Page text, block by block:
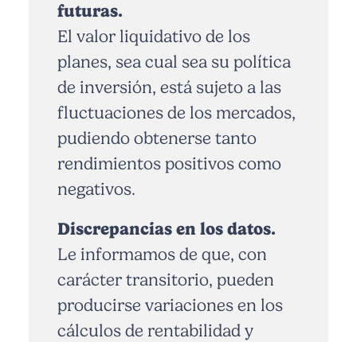
futuras.
El valor liquidativo de los
planes, sea cual sea su política
de inversión, está sujeto a las
fluctuaciones de los mercados,
pudiendo obtenerse tanto
rendimientos positivos como
negativos.
Discrepancias en los datos.
Le informamos de que, con
carácter transitorio, pueden
producirse variaciones en los
cálculos de rentabilidad y